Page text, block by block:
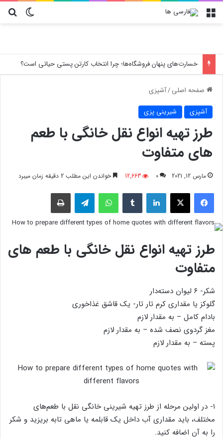
تغییر منو
خسارت‌های پنهان فروشگاه‌ها؛ چرا انتخاب کارتن پستی حیاتی است؟
صفحه اصلی/آشپزی
آشپزی شیرینی پزی
طرز تهیه انواع نقل خانگی با طعم
های متفاوت
مارس 12, 2021 0
12,663 خواندن این مطلب 2 دقیقه زمان میبرد
فیسبوک لینکدین واتس آپ
طرز تهیه انواع نقل خانگی با طعم های
متفاوت
شکر- ۶ لیوان دسته‌دار
گلوکز یا مقداری کرم تار تار- یک قاشق غذاخوری
بادام کامل – به مقدار لازم
مغز گردوی نصف شده – به مقدار لازم
پسته – به مقدار لازم
۱- در اولین مرحله از طرز تهیه شیرینی خانگی نقل با طعم‌های
مختلف، باید مقداری آب داخل یک قابلمه یا ماهی تابه بریزید و شکر
را به آن اضافه کنید.